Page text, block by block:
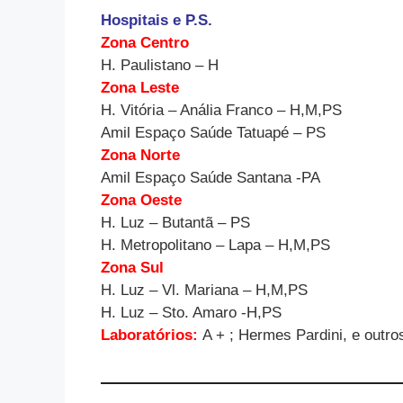
Hospitais e P.S.
Zona Centro
H. Paulistano – H
Zona Leste
H. Vitória – Anália Franco – H,M,PS
Amil Espaço Saúde Tatuapé – PS
Zona Norte
Amil Espaço Saúde Santana -PA
Zona Oeste
H. Luz – Butantã – PS
H. Metropolitano – Lapa – H,M,PS
Zona Sul
H. Luz – Vl. Mariana – H,M,PS
H. Luz – Sto. Amaro -H,PS
Laboratórios: A + ; Hermes Pardini, e